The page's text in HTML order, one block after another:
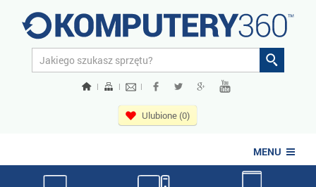
| | |
Ulubione (0)
MENU